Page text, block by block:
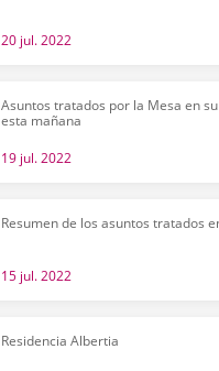
20 jul. 2022
Asuntos tratados por la Mesa en
esta mañana
19 jul. 2022
Resumen de los asuntos tratados
15 jul. 2022
Residencia Albertia